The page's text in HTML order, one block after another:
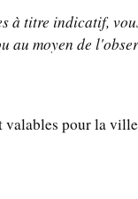
à titre indicatif,
au moyen de
valables pour la